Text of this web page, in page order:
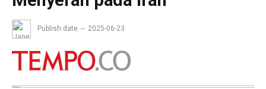
Publish date 2025-06-23